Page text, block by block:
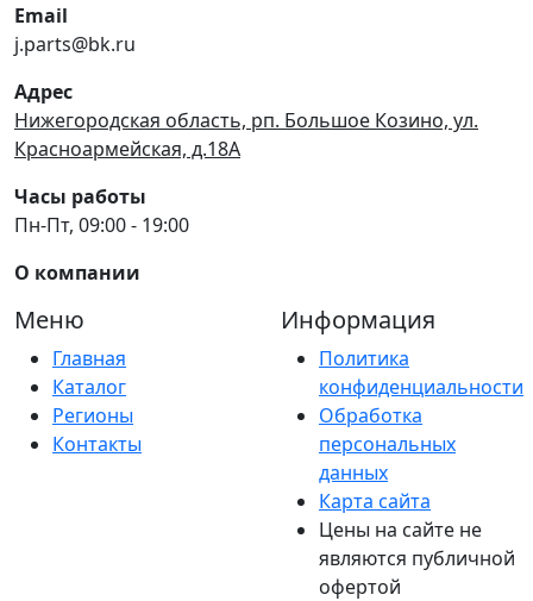
Email
j.parts@bk.ru
Адрес
Нижегородская область, рп. Большое Козино, ул.
Красноармейская, д.18А
Часы работы
Пн-Пт, 09:00 - 19:00
О компании
Меню
Главная
Каталог
Регионы
Контакты
Информация
Политика
конфиденциальности
Обработка
персональных
данных
Карта сайта
Цены на сайте не
являются публичной
офертой